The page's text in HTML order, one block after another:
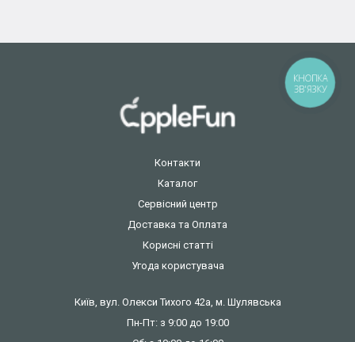
Контакти
Каталог
Сервісний центр
Доставка та Оплата
Корисні статті
Угода користувача
Київ, вул. Олекси Тихого 42а, м. Шулявська
Пн-Пт: з 9:00 до 19:00
КНОПКА
ЗВ'ЯЗКУ